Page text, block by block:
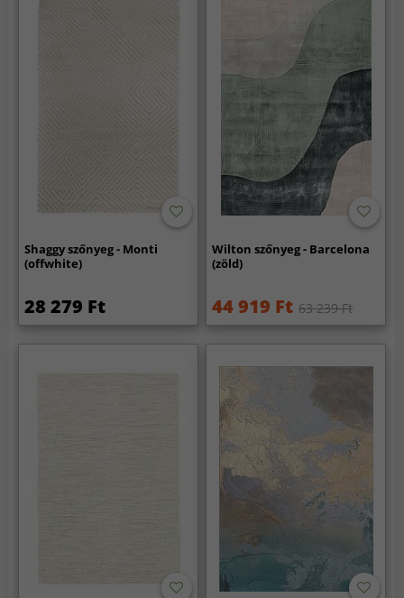
Shaggy szőnyeg - Monti
(offwhite)
28 279 Ft
Wilton szőnyeg - Barcelona
(zöld)
44 919 Ft 63 239 Ft